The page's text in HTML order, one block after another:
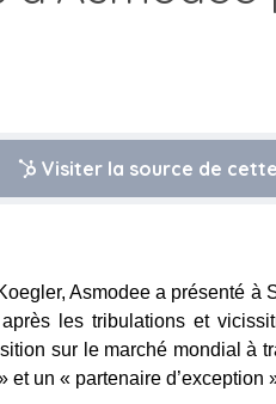
Visiter la source de
Asmodee a présenté à
les tribulations et
sur le marché mondial à
un « partenaire d’exception